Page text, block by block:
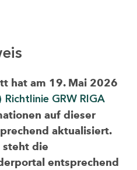
hat am 19. Mai 2026
Richtlinie GRW RIGA
auf dieser
aktualisiert.
die
entsprechend